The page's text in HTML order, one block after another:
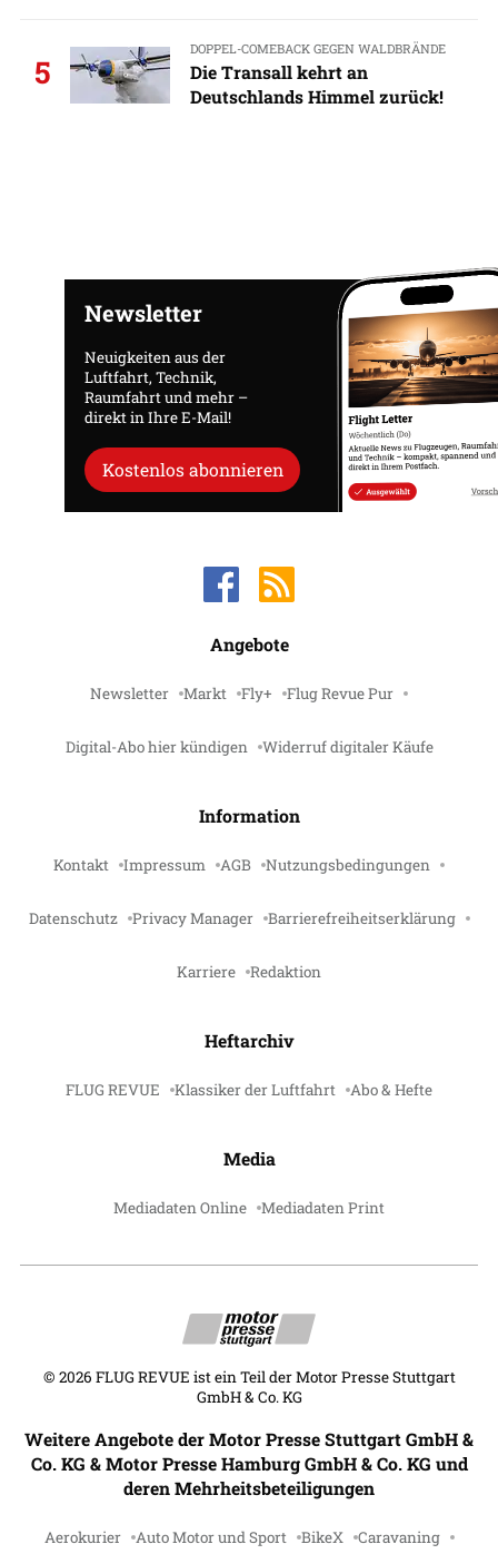
5
DOPPEL-COMEBACK GEGEN WALDBRÄNDE
Die Transall kehrt an
Deutschlands Himmel zurück!
Newsletter
Neuigkeiten aus der
Luftfahrt, Technik,
Raumfahrt und mehr –
direkt in Ihre E-Mail!
Kostenlos abonnieren
Angebote
Newsletter Markt Fly+ Flug Revue Pur
Digital-Abo hier kündigen Widerruf digitaler Käufe
Information
Kontakt Impressum AGB Nutzungsbedingungen
Datenschutz Privacy Manager Barrierefreiheitserklärung
Karriere Redaktion
Heftarchiv
FLUG REVUE Klassiker der Luftfahrt Abo & Hefte
Media
Mediadaten Online Mediadaten Print
© 2026 FLUG REVUE ist ein Teil der Motor Presse Stuttgart
GmbH & Co. KG
Weitere Angebote der Motor Presse Stuttgart GmbH &
Co. KG & Motor Presse Hamburg GmbH & Co. KG und
deren Mehrheitsbeteiligungen
Aerokurier Auto Motor und Sport BikeX Caravaning